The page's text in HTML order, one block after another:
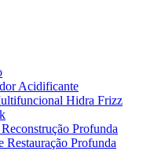
Acidificante
Hidra Frizz
Profunda
Restauração Profunda